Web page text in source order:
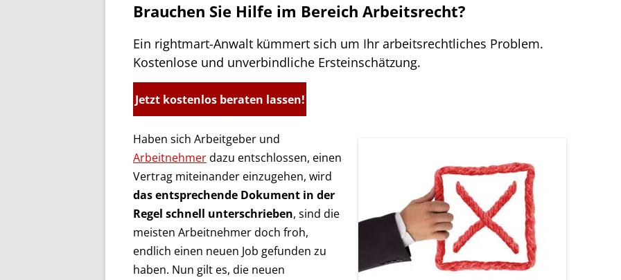
Brauchen Sie Hilfe im Bereich Arbeitsrecht?
Ein rightmart-Anwalt kümmert sich um Ihr arbeitsrechtliches Problem.
Kostenlose und unverbindliche Ersteinschätzung.
Jetzt kostenlos beraten lassen!
Haben sich Arbeitgeber und
Arbeitnehmerdazu entschlossen, einen
Vertrag miteinander einzugehen, wird
das entsprechende Dokument in der
Regel schnell unterschrieben, sind die
meisten Arbeitnehmer doch froh,
endlich einen neuen Job gefunden zu
haben. Nun gilt es, die neuen